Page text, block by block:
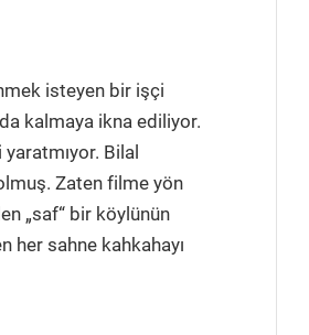
isteyen bir işçi
kalmaya ikna ediliyor.
Bilal
Zaten filme yön
„saf“ bir köylünün
her sahne kahkahayı